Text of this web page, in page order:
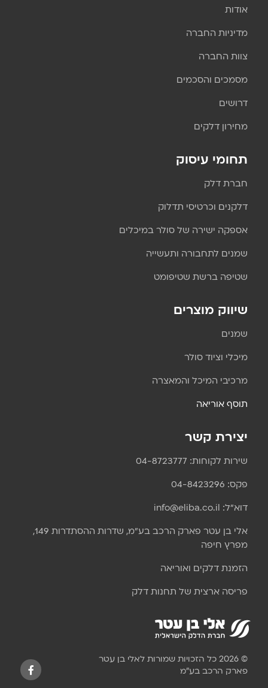
אודות
מדיניות החברה
צוות החברה
מסמכים והסכמים
דרושים
מחירון דלקים
תחומי עיסוק
חברת דלק
דלקנים וכרטיסי תדלוק
אספקה ישירה של סולר במיכלים
שמנים לתחבורה ותעשייה
שטיפה ברשת שטיפומט
שיווק מוצרים
שמנים
מיכלי וציוד סולר
מרכיבי המיכל והמאצרה
תוסף אוריאה
יצירת קשר
שירות לקוחות: 04-8723777
פקס: 04-8423296
דוא״ל: info@eliba.co.il
אלי בן עטר פארק הרכב בע"מ, שדרות ההסתדרות 149,
מפרץ חיפה
הזמנת דלקים ואוריאה
פריסה ארצית של תחנות דלק
© 2026 כל הזכויות שמורות לאלי בן עטר
פארק הרכב בע"מ